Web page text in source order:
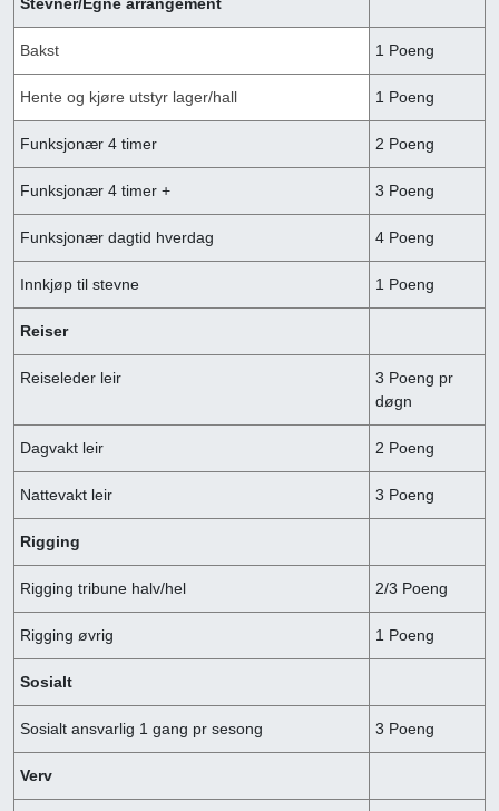
Bakst 1 Poeng
Hente og kjøre utstyr lager/hall 1 Poeng
Funksjonær 4 timer 2 Poeng
Funksjonær 4 timer + 3 Poeng
Funksjonær dagtid hverdag 4 Poeng
Innkjøp til stevne 1 Poeng
Reiser
Reiseleder leir
3 Poeng pr
døgn
Dagvakt leir 2 Poeng
Nattevakt leir 3 Poeng
Rigging
Rigging tribune halv/hel 2/3 Poeng
Rigging øvrig 1 Poeng
Sosialt
Sosialt ansvarlig 1 gang pr sesong 3 Poeng
Verv